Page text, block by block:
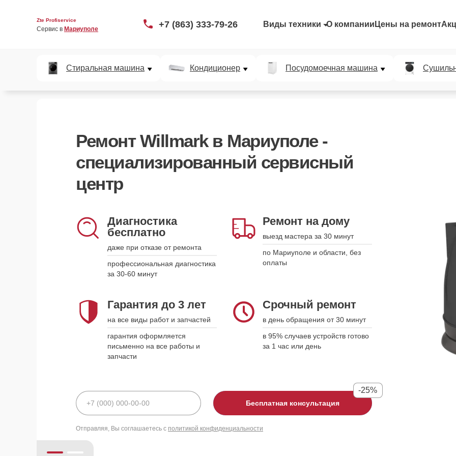
Zte Profiservice
Сервис в Мариуполе +7 (863) 333-79-26 Виды техники О компании Цены на ремонт
Стиральная машина Кондиционер Посудомоечная машина
Ремонт Willmark в Мариуполе -
специализированный сервисный
центр
Диагностика
бесплатно
даже при отказе от ремонта
профессиональная диагностика
за 30-60 минут
Ремонт на дому
выезд мастера за 30 минут
по Мариуполе и области, без
оплаты
Гарантия до 3 лет
на все виды работ и запчастей
гарантия оформляется
письменно на все работы и
запчасти
Срочный ремонт
в день обращения от 30 минут
в 95% случаев устройств готово
за 1 час или день
Бесплатная консультация
-25%
Отправляя, Вы соглашаетесь с политикой конфиденциальности
наши курьеры приедут в удобное
устройство обратно, когда оно
будет готово
вы выбираете - мы
подстраиваемся
укажите дату, время и модель
устройства, а мы свяжемся для
Гарантия до 3 лет
на все виды работ и запчастей
гарантия оформляется письменно
на все работы и запчасти
Срочный ремонт
в день обращения от 30 минут
в 95% случаев устройств готово за
1 час или день
Бесплатная консультация
политикой конфиденциальности